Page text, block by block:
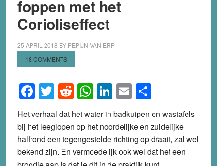
foppen met het
Corioliseffect
25 APRIL 2018 BY PEPIJN VAN ERP
18 COMMENTS
Facebook
Twitter
Reddit
WhatsApp
LinkedIn
EmailShare
Het verhaal dat het water in badkuipen en wastafels
bij het leeglopen op het noordelijke en zuidelijke
halfrond een tegengestelde richting op draait, zal wel
bekend zijn. En vermoedelijk ook wel dat het een